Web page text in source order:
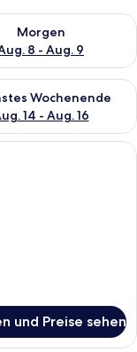
Aug. 7 - Aug. 8.
Morgen
8 - Aug. 9
die Verfügbarkeit
Aug. 7
Wochenende
14 - Aug. 16
die Verfügbarkeit
Schlafzimmer mit
und Preise sehen